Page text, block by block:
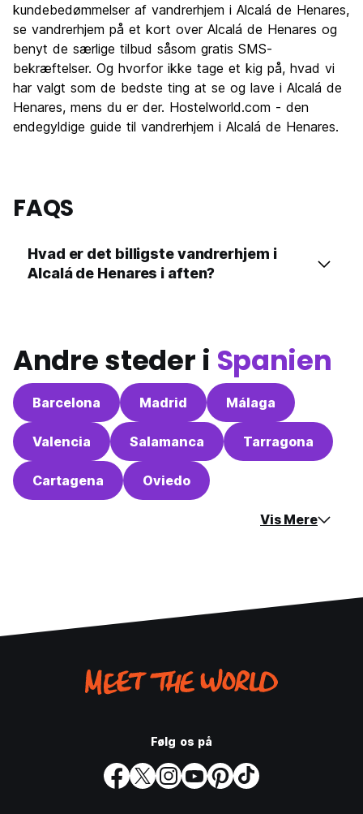
Fester
6.0
Værdi for pengene
10.0
kundebedømmelser af vandrerhjem i Alcalá de Henares,
se vandrerhjem på et kort over Alcalá de Henares og
benyt de særlige tilbud såsom gratis SMS-
bekræftelser. Og hvorfor ikke tage et kig på, hvad vi
har valgt som de bedste ting at se og lave i Alcalá de
Henares, mens du er der. Hostelworld.com - den
endegyldige guide til vandrerhjem i Alcalá de Henares.
FAQS
Hvad er det billigste vandrerhjem i
Alcalá de Henares i aften?
Andre steder i Spanien
Barcelona Madrid Málaga
Valencia Salamanca Tarragona
Cartagena Oviedo
Vis Mere
Følg os på